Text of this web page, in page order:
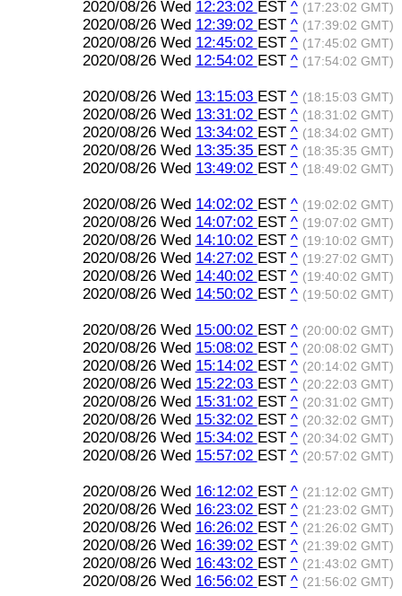
2020/08/26 Wed 12:23:02 EST ^ (17:23:02 GMT)
2020/08/26 Wed 12:39:02 EST ^ (17:39:02 GMT)
2020/08/26 Wed 12:45:02 EST ^ (17:45:02 GMT)
2020/08/26 Wed 12:54:02 EST ^ (17:54:02 GMT)
2020/08/26 Wed 13:15:03 EST ^ (18:15:03 GMT)
2020/08/26 Wed 13:31:02 EST ^ (18:31:02 GMT)
2020/08/26 Wed 13:34:02 EST ^ (18:34:02 GMT)
2020/08/26 Wed 13:35:35 EST ^ (18:35:35 GMT)
2020/08/26 Wed 13:49:02 EST ^ (18:49:02 GMT)
2020/08/26 Wed 14:02:02 EST ^ (19:02:02 GMT)
2020/08/26 Wed 14:07:02 EST ^ (19:07:02 GMT)
2020/08/26 Wed 14:10:02 EST ^ (19:10:02 GMT)
2020/08/26 Wed 14:27:02 EST ^ (19:27:02 GMT)
2020/08/26 Wed 14:40:02 EST ^ (19:40:02 GMT)
2020/08/26 Wed 14:50:02 EST ^ (19:50:02 GMT)
2020/08/26 Wed 15:00:02 EST ^ (20:00:02 GMT)
2020/08/26 Wed 15:08:02 EST ^ (20:08:02 GMT)
2020/08/26 Wed 15:14:02 EST ^ (20:14:02 GMT)
2020/08/26 Wed 15:22:03 EST ^ (20:22:03 GMT)
2020/08/26 Wed 15:31:02 EST ^ (20:31:02 GMT)
2020/08/26 Wed 15:32:02 EST ^ (20:32:02 GMT)
2020/08/26 Wed 15:34:02 EST ^ (20:34:02 GMT)
2020/08/26 Wed 15:57:02 EST ^ (20:57:02 GMT)
2020/08/26 Wed 16:12:02 EST ^ (21:12:02 GMT)
2020/08/26 Wed 16:23:02 EST ^ (21:23:02 GMT)
2020/08/26 Wed 16:26:02 EST ^ (21:26:02 GMT)
2020/08/26 Wed 16:39:02 EST ^ (21:39:02 GMT)
2020/08/26 Wed 16:43:02 EST ^ (21:43:02 GMT)
2020/08/26 Wed 16:56:02 EST ^ (21:56:02 GMT)